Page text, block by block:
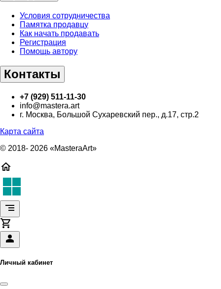
Условия сотрудничества
Памятка продавцу
Как начать продавать
Регистрация
Помощь автору
Контакты
+7 (929) 511-11-30
info@mastera.art
г. Москва, Большой Сухаревский пер., д.17, стр.2
Карта сайта
© 2018- 2026 «MasteraArt»
Личный кабинет